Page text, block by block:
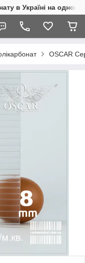
в Україні на одному
OSCAR